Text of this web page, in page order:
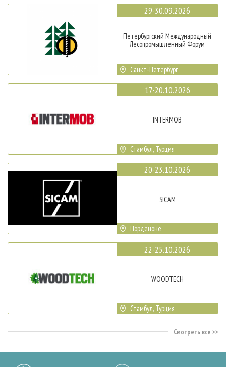
29-30.09.2026
Петербургский Международный
Лесопромышленный Форум
Санкт-Петербург
17-20.10.2026
INTERMOB
Стамбул, Турция
20-23.10.2026
SICAM
Порденоне
22-25.10.2026
WOODTECH
Стамбул, Турция
Смотреть все